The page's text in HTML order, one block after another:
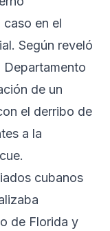
en el
Según reveló
Departamento
de un
el derribo de
a la
cubanos
de Florida y